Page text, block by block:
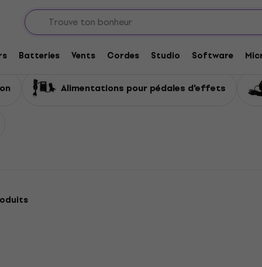
Batteries Vents Cordes Studio Software
Alimentations pour pédales d'effets